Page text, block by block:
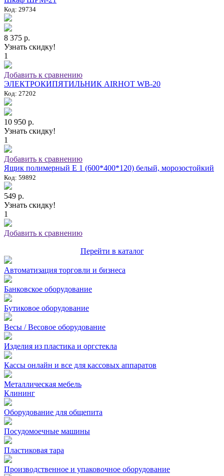
Код: 29734
8 375 р.
Узнать скидку!
1
Добавить к сравнению
ЭЛЕКТРОКИПЯТИЛЬНИК AIRHOT WB-20
Код: 27202
10 950 р.
Узнать скидку!
1
Добавить к сравнению
Ящик полимерный E 1 (600*400*120) белый, морозостойкий
Код: 59892
549 р.
Узнать скидку!
1
Добавить к сравнению
Перейти в каталог
Автоматизация торговли и бизнеса
Банковское оборудование
Бутиковое оборудование
Весы / Весовое оборудование
Изделия из пластика и оргстекла
Кассы онлайн и все для кассовых аппаратов
Металлическая мебель
Клининг
Оборудование для общепита
Посудомоечные машины
Пластиковая тара
Производственное и упаковочное оборудование